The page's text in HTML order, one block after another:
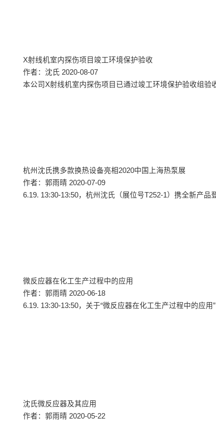
X射线机室内探伤项目竣工环境保护验收
作者：沈氏 2020-08-07
本公司X射线机室内探伤项目已通过竣工环境保护验收组
杭州沈氏携多款换热设备亮相2020中国上海热泵展
作者：郭雨晴 2020-07-09
6.19. 13:30-13:50，杭州沈氏（展位号T252-1）携全新产
微反应器在化工生产过程中的应用
作者：郭雨晴 2020-06-18
6.19. 13:30-13:50，关于“微反应器在化工生产过程中的应
沈氏微反应器及其应用
作者：郭雨晴 2020-05-22